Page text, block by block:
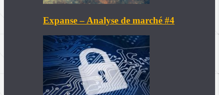
Expanse – Analyse de marché #4